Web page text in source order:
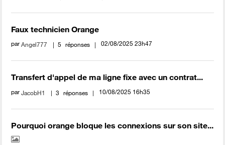
Faux technicien Orange
parAngel777 5 réponses ‎02/08/2025 23h47
Transfert d'appel de ma ligne fixe avec un contrat...
parJacobH1 3 réponses ‎10/08/2025 16h35
Pourquoi orange bloque les connexions sur son site...